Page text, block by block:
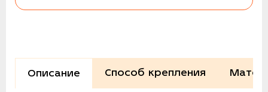
Описание Способ крепления